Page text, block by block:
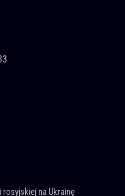
na Ukrainę